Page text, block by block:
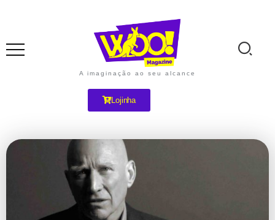
A imaginação ao seu alcance
Lojinha